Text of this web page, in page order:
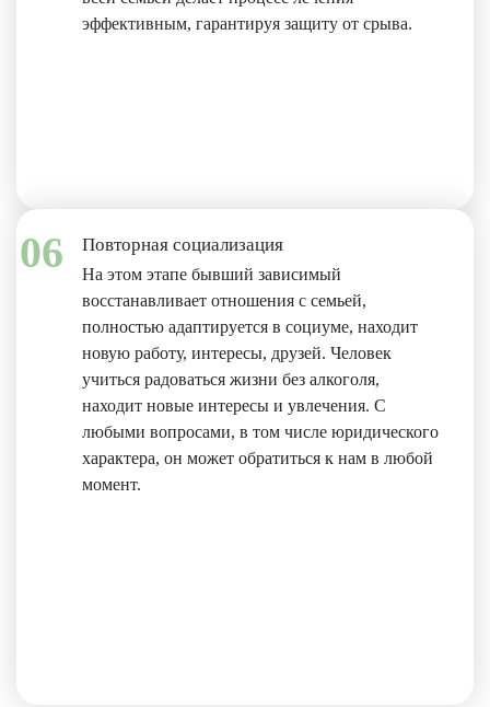
эффективным, гарантируя защиту от срыва.
06 Повторная социализация
На этом этапе бывший зависимый
восстанавливает отношения с семьей,
полностью адаптируется в социуме, находит
новую работу, интересы, друзей. Человек
учиться радоваться жизни без алкоголя,
находит новые интересы и увлечения. С
любыми вопросами, в том числе юридического
характера, он может обратиться к нам в любой
момент.